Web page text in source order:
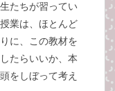
たちが習ってい
業は、ほとんど
に、この教材を
たらいいか、本
をしぼって考え